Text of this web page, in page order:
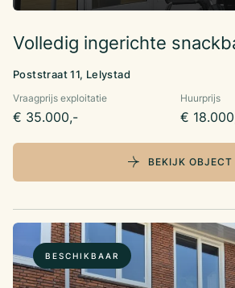
Volledig ingerichte
Poststraat 11, Lelystad
Vraagprijs exploitatie
€ 35.000,-
Huurprijs
€
BEKIJK OBJECT
BESCHIKBAAR